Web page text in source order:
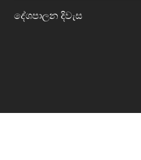
නැවතදේශපාලන දිවැස